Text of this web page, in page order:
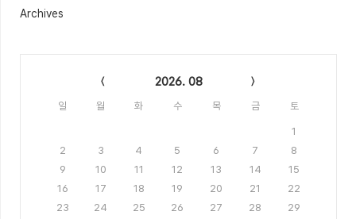
Archives
2026. 08
일 월 화 수 목 금 토
1
2
3 4 5 6 7
8
9
10 11 12 13 14
15
16
17 18 19 20 21
22
23
24 25 26 27 28
29